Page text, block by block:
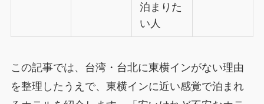
泊まりた
い人
この記事では、台湾・台北に東横インがない理由
を整理したうえで、東横インに近い感覚で泊まれ